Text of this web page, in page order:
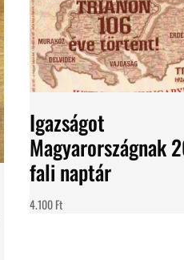
Igazságot
Magyarországnak
fali naptár
4.100Ft